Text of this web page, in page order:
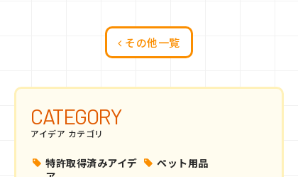
その他一覧
CATEGORY
アイデア カテゴリ
特許取得済みアイデ
ペット用品